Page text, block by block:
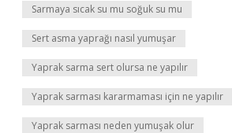
Sarmaya sıcak su mu soğuk su mu
Sert asma yaprağı nasıl yumuşar
Yaprak sarma sert olursa ne yapılır
Yaprak sarması kararmaması için ne yapılır
Yaprak sarması neden yumuşak olur